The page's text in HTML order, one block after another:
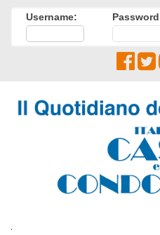
Username: Password
.